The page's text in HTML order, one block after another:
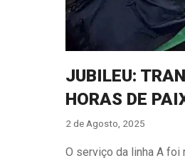
JUBILEU:
HORAS DE
2 de Agosto, 2025
O serviço da linha A foi